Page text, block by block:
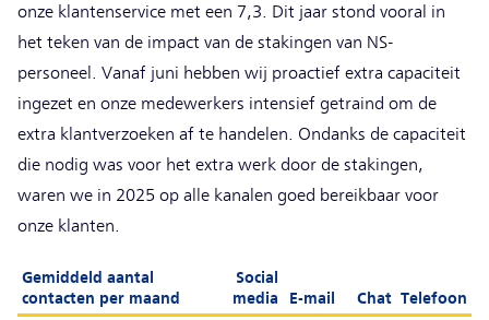
onze klantenservice met een 7,3. Dit jaar stond vooral in
het teken van de impact van de stakingen van NS-
personeel. Vanaf juni hebben wij proactief extra capaciteit
ingezet en onze medewerkers intensief getraind om de
extra klantverzoeken af te handelen. Ondanks de capaciteit
die nodig was voor het extra werk door de stakingen,
waren we in 2025 op alle kanalen goed bereikbaar voor
onze klanten.
Gemiddeld aantal
contacten per maand
Social
media
E-mail Chat Telefoon